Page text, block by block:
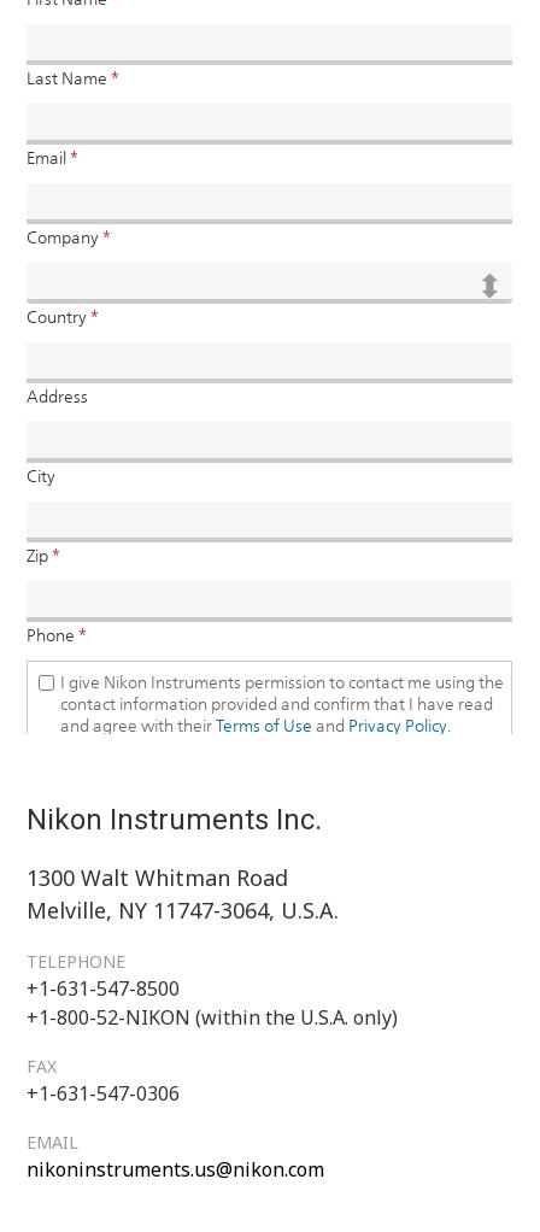
Nikon Instruments Inc.
1300 Walt Whitman Road
Melville, NY 11747-3064, U.S.A.
TELEPHONE
+1-631-547-8500
+1-800-52-NIKON (within the U.S.A. only)
FAX
+1-631-547-0306
EMAIL
nikoninstruments.us@nikon.com